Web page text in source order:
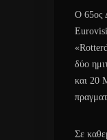
Ο 65ος
δύο
και 20
Σε